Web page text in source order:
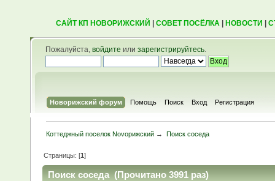
САЙТ КП НОВОРИЖСКИЙ СОВЕТ ПОСЁЛКА| НОВОСТИ
Пожалуйста, войдите или зарегистрируйтесь.
Новорижский форум Помощь Поиск Вход Регистрация
Коттеджный поселок Novoрижский → Поиск соседа
Страницы: [1]
Поиск соседа (Прочитано 3991 раз)